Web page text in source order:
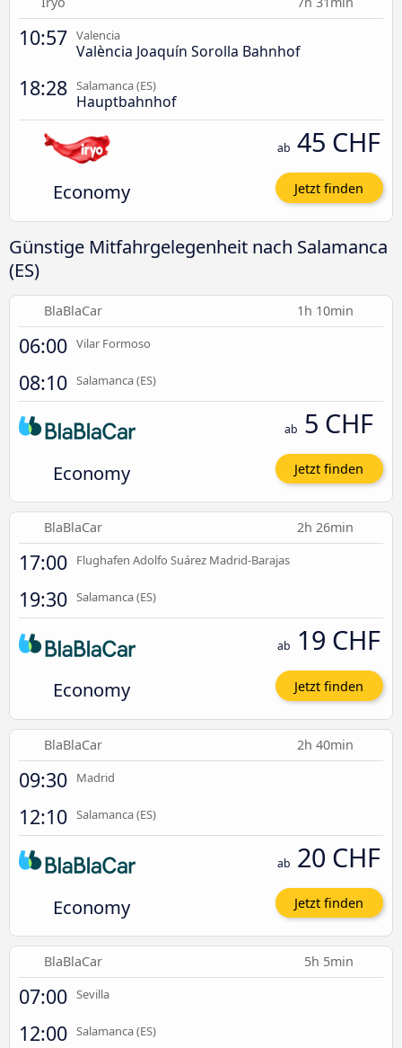
10:57 Valencia
València Joaquín Sorolla Bahnhof
18:28 Salamanca (ES)
Hauptbahnhof
Economy
ab 45 CHF
Jetzt finden
Günstige Mitfahrgelegenheit nach Salamanca
(ES)
BlaBlaCar 1h 10min
06:00 Vilar Formoso
08:10 Salamanca (ES)
Economy
ab 5 CHF
Jetzt finden
BlaBlaCar 2h 26min
17:00 Flughafen Adolfo Suárez Madrid-Barajas
19:30 Salamanca (ES)
Economy
ab 19 CHF
Jetzt finden
BlaBlaCar 2h 40min
09:30 Madrid
12:10 Salamanca (ES)
Economy
ab 20 CHF
Jetzt finden
BlaBlaCar 5h 5min
07:00 Sevilla
12:00 Salamanca (ES)